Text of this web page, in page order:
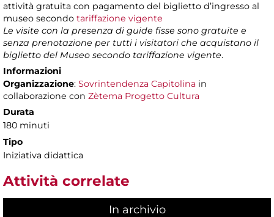
attività gratuita con pagamento del biglietto d’ingresso al
museo secondo tariffazione vigente
Le visite con la presenza di guide fisse sono gratuite e
senza prenotazione per tutti i visitatori che acquistano il
biglietto del Museo secondo tariffazione vigente.
Informazioni
Organizzazione: Sovrintendenza Capitolina in
collaborazione con Zètema Progetto Cultura
Durata
180 minuti
Tipo
Iniziativa didattica
Attività correlate
In archivio